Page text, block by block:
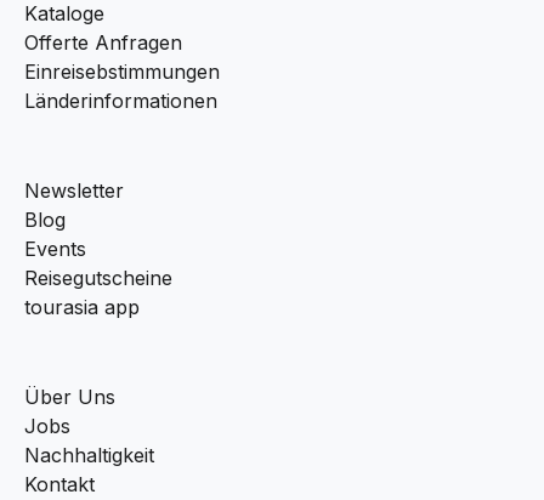
Kataloge
Offerte Anfragen
Einreisebstimmungen
Länderinformationen
Newsletter
Blog
Events
Reisegutscheine
tourasia app
Über Uns
Jobs
Nachhaltigkeit
Kontakt